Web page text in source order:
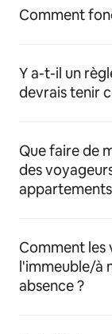
Comment
Y a-t-il un
devrais tenir
Que faire de
des
Comment les
l'immeuble/à
absence ?